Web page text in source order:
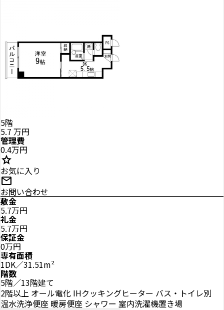
5階
5.7 万円
管理費
0.4万円
star
お気に入り
mail
お問い合わせ
敷金
5.7万円
礼金
5.7万円
保証金
0万円
専有面積
1DK／31.51m²
階数
5階／13階建て
2階以上 オール電化 IHクッキングヒーター バス・トイレ別
温水洗浄便座 暖房便座 シャワー 室内洗濯機置き場